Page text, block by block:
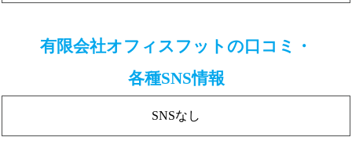
有限会社オフィスフットの口コミ・
各種SNS情報
SNSなし